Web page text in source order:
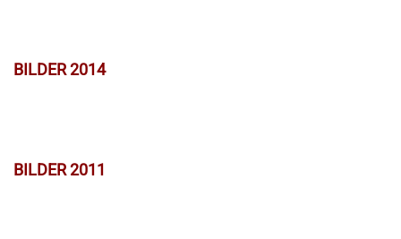
BILDER 2014
BILDER 2011